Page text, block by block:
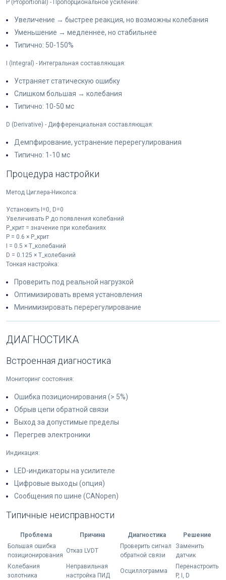
P (Proportional) - Пропорциональное усиление:
Увеличение → быстрее реакция, но возможны колебания
Уменьшение → медленнее, но стабильнее
Типично: 50-150%
I (Integral) - Интегральная составляющая:
Устраняет статическую ошибку
Слишком большая → колебания
Типично: 10-50 мс
D (Derivative) - Дифференциальная составляющая:
Демпфирование, устранение перерегулирования
Типично: 1-10 мс
Процедура настройки
Метод Циглера-Николса:
Установить I=0, D=0
Увеличивать P до появления колебаний
P_крит = значение при колебаниях
P = 0.6 × P_крит
I = 0.5 × T_колебаний
D = 0.125 × T_колебаний
Тонкая настройка:
Проверить под реальной нагрузкой
Оптимизировать время установления
Минимизировать перерегулирование
ДИАГНОСТИКА
Встроенная диагностика
Мониторинг состояния:
Ошибка позиционирования (> 5%)
Обрыв цепи обратной связи
Выход за допустимые пределы
Перегрев электроники
Индикация:
LED-индикаторы на усилителе
Цифровые выходы (опция)
Сообщения по шине (CANopen)
Типичные неисправности
Проблема Причина Диагностика
Решение
Большая ошибка
позиционирования
Отказ LVDT
Проверить сигнал
обратной связи
Заменить
датчик
Колебания
золотника
Неправильная
настройка ПИД
Осциллограмма
Перенастроить
P, I, D